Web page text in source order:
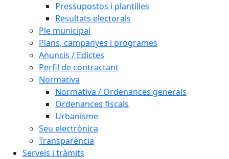
Pressupostos i plantilles
Resultats electorals
Ple municipal
Plans, campanyes i programes
Anuncis / Edictes
Perfil de contractant
Normativa
Normativa / Ordenances generals
Ordenances fiscals
Urbanisme
Seu electrònica
Transparència
Serveis i tràmits